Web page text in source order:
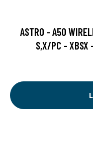
ASTRO - A50
S,X/PC - XBSX